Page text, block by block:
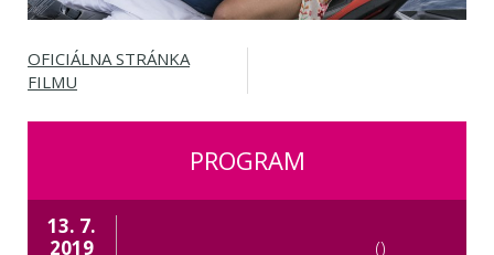
OFICIÁLNA STRÁNKA
FILMU
PROGRAM
13. 7.
2019
()